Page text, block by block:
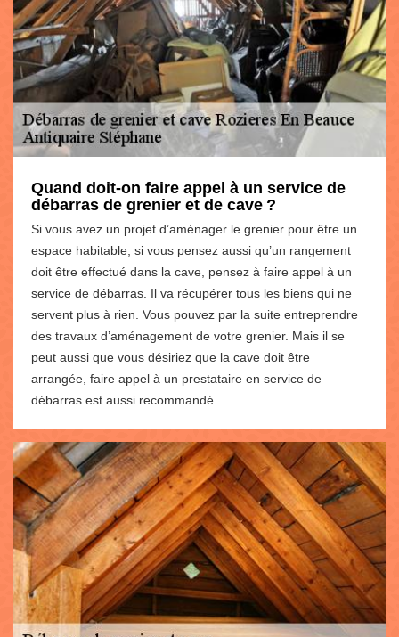
Quand doit-on faire appel à un service de
débarras de grenier et de cave ?
Si vous avez un projet d’aménager le grenier pour être un
espace habitable, si vous pensez aussi qu’un rangement
doit être effectué dans la cave, pensez à faire appel à un
service de débarras. Il va récupérer tous les biens qui ne
servent plus à rien. Vous pouvez par la suite entreprendre
des travaux d’aménagement de votre grenier. Mais il se
peut aussi que vous désiriez que la cave doit être
arrangée, faire appel à un prestataire en service de
débarras est aussi recommandé.